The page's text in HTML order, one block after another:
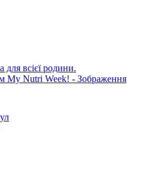
для всієї родини.